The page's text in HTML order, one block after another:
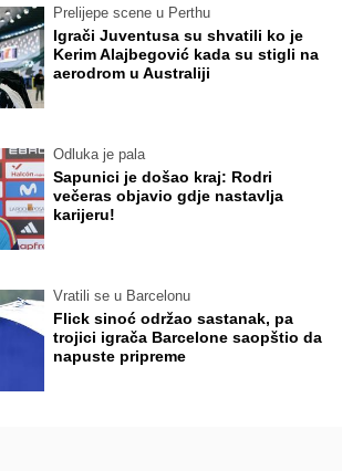
Prelijepe scene u Perthu
Igrači Juventusa su shvatili ko je
Kerim Alajbegović kada su stigli na
aerodrom u Australiji
Odluka je pala
Sapunici je došao kraj: Rodri
večeras objavio gdje nastavlja
karijeru!
Vratili se u Barcelonu
Flick sinoć održao sastanak, pa
trojici igrača Barcelone saopštio da
napuste pripreme